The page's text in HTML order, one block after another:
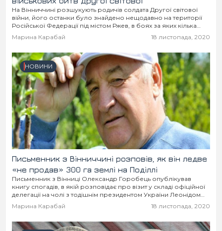
На Вінниччині розшукують родичів солдата Другої світової
війни, його останки було знайдено нещодавно на території
Російської Федерації під містом Ржев, в боях за яких кілька
мільйонів осіб.
Марина Карабай 18 листопада, 2020
НОВИНИ
Письменник з Вінниччині розповів, як він ледве
«не продав» 300 га землі на Поділлі
Письменник з Вінниці Олександр Горобець опублікував
книгу спогадів, в якій розповідає про візит у складі офіційної
делегації на чолі з тодішнім президентом України Леонідом
Кучмою до Канади.
Марина Карабай 18 листопада, 2020